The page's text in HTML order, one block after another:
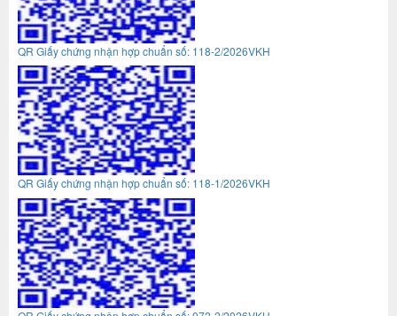
QR Giấy chứng nhận hợp chuẩn số: 118-2/2026VKH
QR Giấy chứng nhận hợp chuẩn số: 118-1/2026VKH